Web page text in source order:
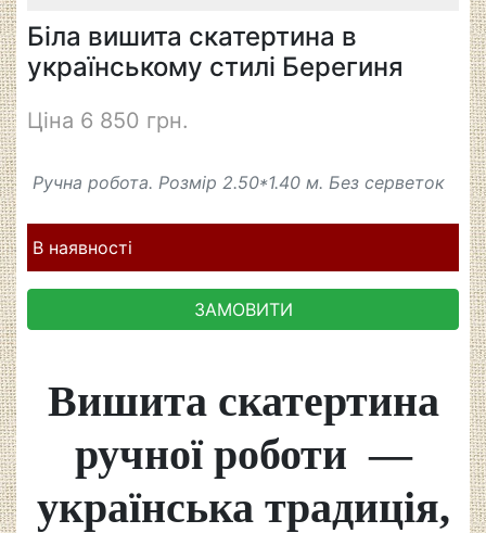
Біла вишита скатертина в
українському стилі Берегиня
Ціна 6 850 грн.
Ручна робота. Розмір 2.50*1.40 м. Без серветок
В наявності
ЗАМОВИТИ
Вишита скатертина
ручної роботи —
українська традиція,